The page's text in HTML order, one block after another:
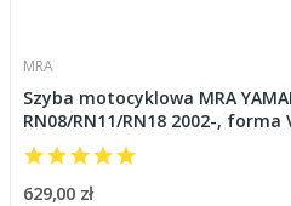
MRA
Szyba motocyklowa MRA
RN08/RN11/RN18 2002-, forma
629,00 zł